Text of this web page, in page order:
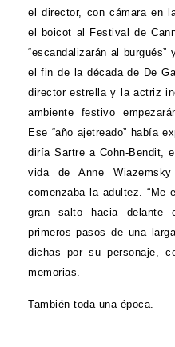
el director, con cámara en
el boicot al Festival de
“escandalizarán al
el fin de la década de De
director estrella y la actriz
ambiente festivo
Ese “año ajetreado” había
diría Sartre a Cohn-Bendit,
vida de Anne
comenzaba la adultez. “Me
gran salto hacia delante
primeros pasos de una
dichas por su personaje,
memorias.
También toda una época.